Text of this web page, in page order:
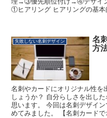
①ヒアリング ヒアリングの基本
失敗しない名刺デザイン
名
方
名刺やカードにオリジナル性を
しょうか？ 自分らしさを出し
思います。 今回は名刺デザイ
めてみました。 【名刺カードで